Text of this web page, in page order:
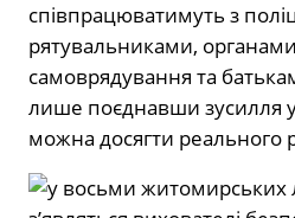
співпрацюватимуть з
рятувальниками,
самоврядування та
лише поєднавши зусилля
можна досягти реального